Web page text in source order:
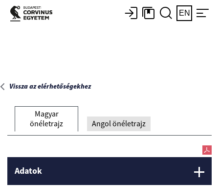
Főoldal
EN
Vissza az elérhetőségekhez
Magyar
önéletrajz
Angol önéletrajz
Adatok